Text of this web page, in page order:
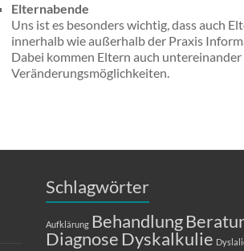
Elternabende
Uns ist es besonders wichtig, dass auch
innerhalb wie außerhalb der Praxis
Dabei kommen Eltern auch
Veränderungsmöglichkeiten.
Schlagwörter
Aufklärung Behandlung
Diagnose Dyskalkulie